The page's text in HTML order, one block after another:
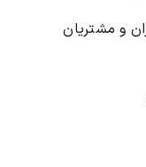
و مشتریان